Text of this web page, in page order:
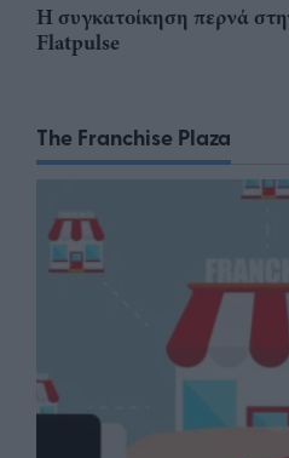
Η συγκατοίκηση περνά
Flatpulse
The Franchise Plaza